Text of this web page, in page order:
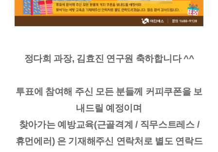
정다희 과장, 김효진 연구원 축하합니다 ^^
투표에 참여해 주신 모든 분들께 커피쿠폰을 보
내드릴 예정이며
찾아가는 예방교육(근골격계 / 직무스트레스 /
휴먼에러) 은 기재해주신 연락처로 별도 연락드